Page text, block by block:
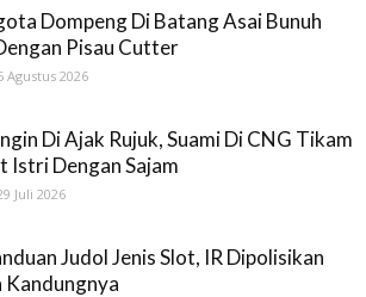
Dompeng Di Batang Asai Bunuh
Pisau Cutter
Agustus 2026
Di Ajak Rujuk, Suami Di CNG Tikam
Istri Dengan Sajam
Juli 2026
Judol Jenis Slot, IR Dipolisikan
Kandungnya